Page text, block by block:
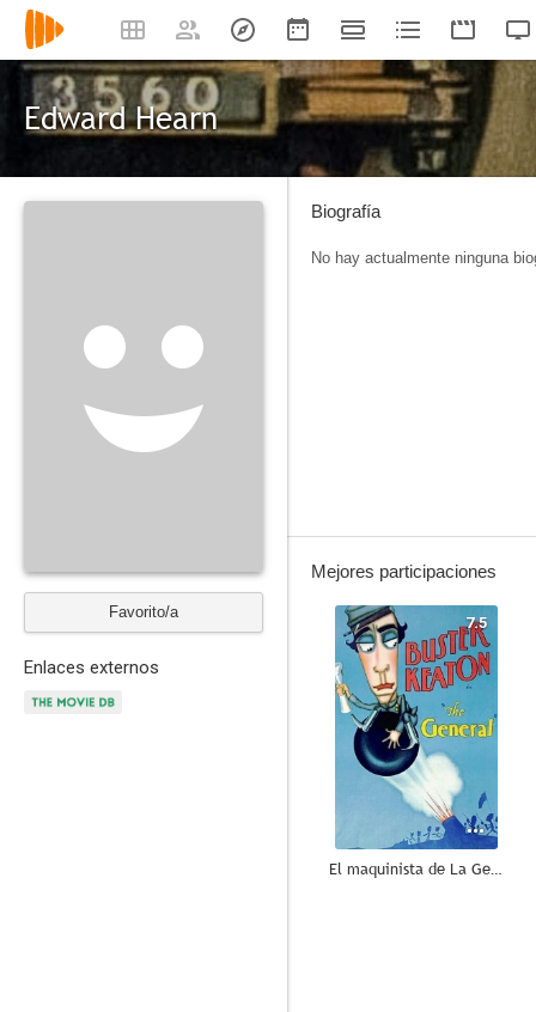
Edward Hearn
Favorito/a
Enlaces externos
Biografía
No hay actualmente ninguna
Mejores participaciones
7.5
El maquinista de La General